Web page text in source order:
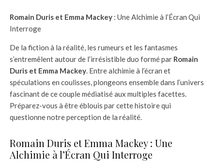
Romain Duris et Emma Mackey : Une Alchimie à l’Écran Qui
Interroge
De la fiction à la réalité, les rumeurs et les fantasmes
s’entremêlent autour de l’irrésistible duo formé par Romain
Duris et Emma Mackey. Entre alchimie à l’écran et
spéculations en coulisses, plongeons ensemble dans l’univers
fascinant de ce couple médiatisé aux multiples facettes.
Préparez-vous à être éblouis par cette histoire qui
questionne notre perception de la réalité.
Romain Duris et Emma Mackey : Une
Alchimie à l’Écran Qui Interroge